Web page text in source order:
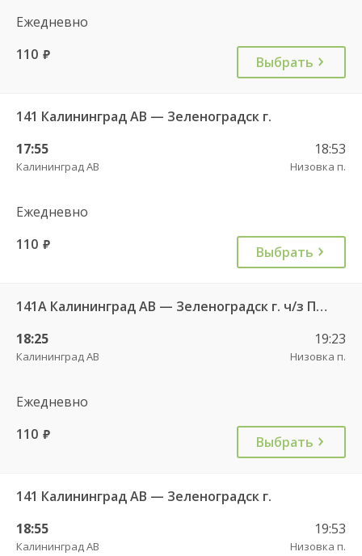
Ежедневно
110 руб. Выбрать
141 Калининград АВ — Зеленоградск г.
17:55
Калининград АВ
18:53
Низовка п.
Ежедневно
110 руб. Выбрать
141А Калининград АВ — Зеленоградск г. ч/з Петрово п.
18:25
Калининград АВ
19:23
Низовка п.
Ежедневно
110 руб. Выбрать
141 Калининград АВ — Зеленоградск г.
18:55
Калининград АВ
19:53
Низовка п.